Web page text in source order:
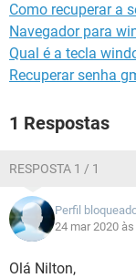
Como recuperar a
Navegador para
Qual é a tecla
Recuperar senha
1 Respostas
RESPOSTA 1 / 1
Perfil
24 mar 2020
Olá Nilton,